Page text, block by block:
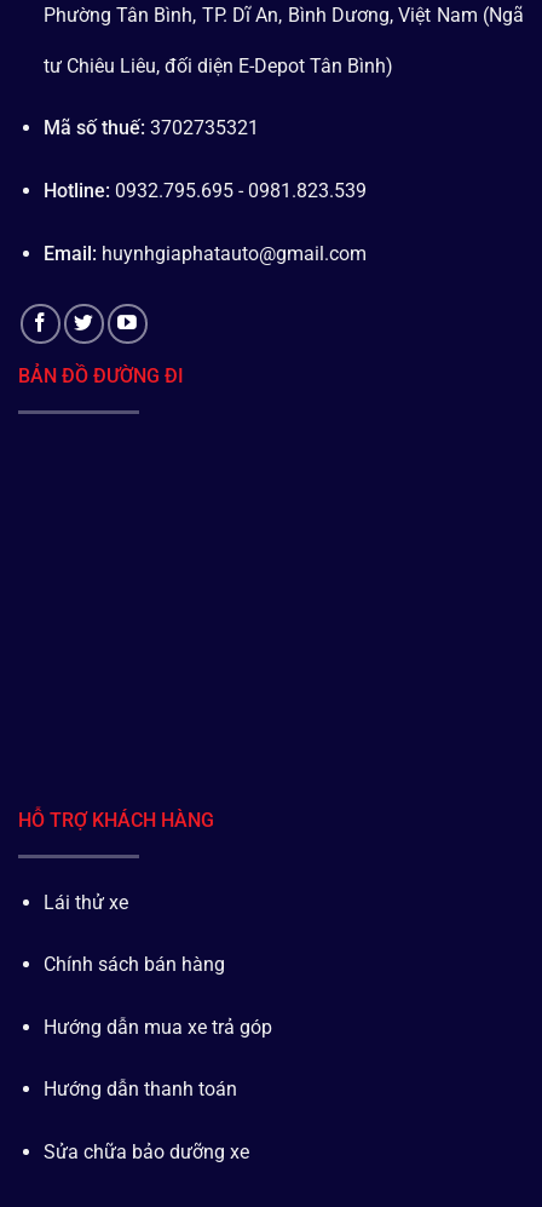
Phường Tân Bình, TP. Dĩ An, Bình Dương, Việt Nam (Ngã
tư Chiêu Liêu, đối diện E-Depot Tân Bình)
Mã số thuế: 3702735321
Hotline: 0932.795.695 - 0981.823.539
Email: huynhgiaphatauto@gmail.com
BẢN ĐỒ ĐƯỜNG ĐI
HỖ TRỢ KHÁCH HÀNG
Lái thử xe
Chính sách bán hàng
Hướng dẫn mua xe trả góp
Hướng dẫn thanh toán
Sửa chữa bảo dưỡng xe